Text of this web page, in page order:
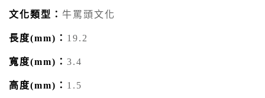
文化類型： 牛罵頭文化
長度(mm)： 19.2
寬度(mm)： 3.4
高度(mm)： 1.5